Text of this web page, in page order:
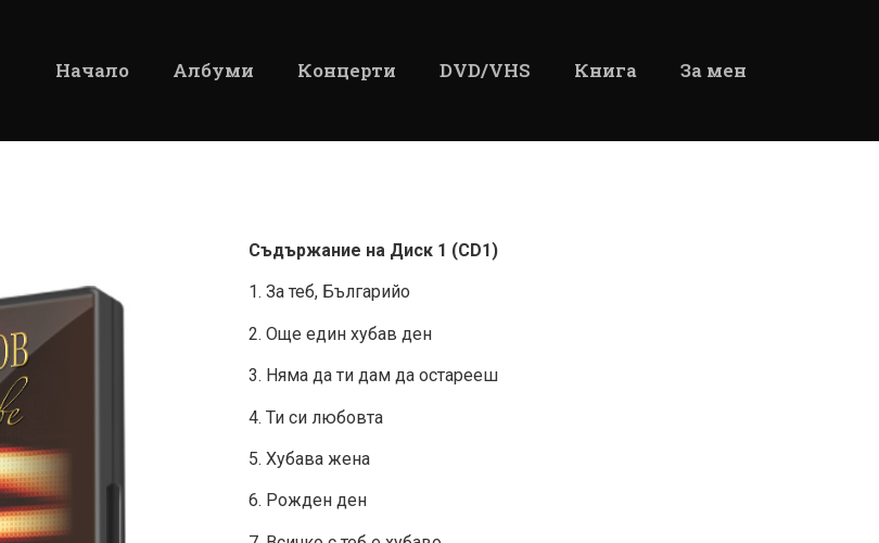
Начало Албуми Концерти DVD/VHS Книга За мен
Съдържание на Диск 1 (CD1)
1. За теб, Българийо
2. Още един хубав ден
3. Няма да ти дам да остарееш
4. Ти си любовта
5. Хубава жена
6. Рожден ден